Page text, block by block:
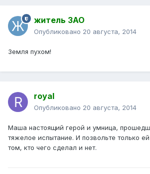
житель ЗАО
Опубликовано 20 августа, 2014
Земля пухом!
royal
Опубликовано 20 августа, 2014
Маша настоящий герой и умница,
тяжелое испытание. И позвольте только
том, кто чего сделал и нет.